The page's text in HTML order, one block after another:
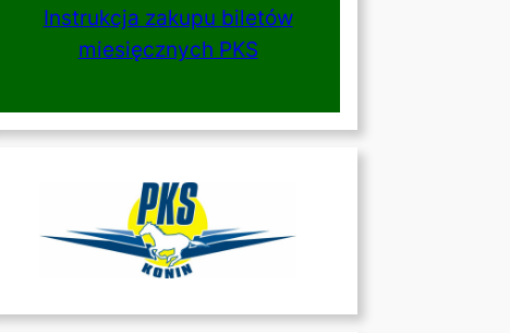
Instrukcja zakupu biletów
miesięcznych PKS